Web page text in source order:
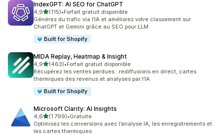
IndexGPT: AI SEO for ChatGPT
4,9étoile(s) sur 5
(115)
115 avis au total
•Forfait gratuit disponible
Générez du trafic via l’IA et améliorez votre classement sur
ChatGPT et Gemini grâce au SEO pour LLM
Built for Shopify
MIDA Replay, Heatmap & Insight
4,9étoile(s) sur 5
(463)
463 avis au total
•Forfait gratuit disponible
Récupérez les ventes perdues : rediffusions en direct, cartes
thermiques des revenus et analyses par l’IA
Built for Shopify
Microsoft Clarity: AI Insights
4,6étoile(s) sur 5
(1 799)
1799 avis au total
•Gratuite
Optimisez les conversions avec l’analyse IA, les enregistrements et
les cartes thermiques